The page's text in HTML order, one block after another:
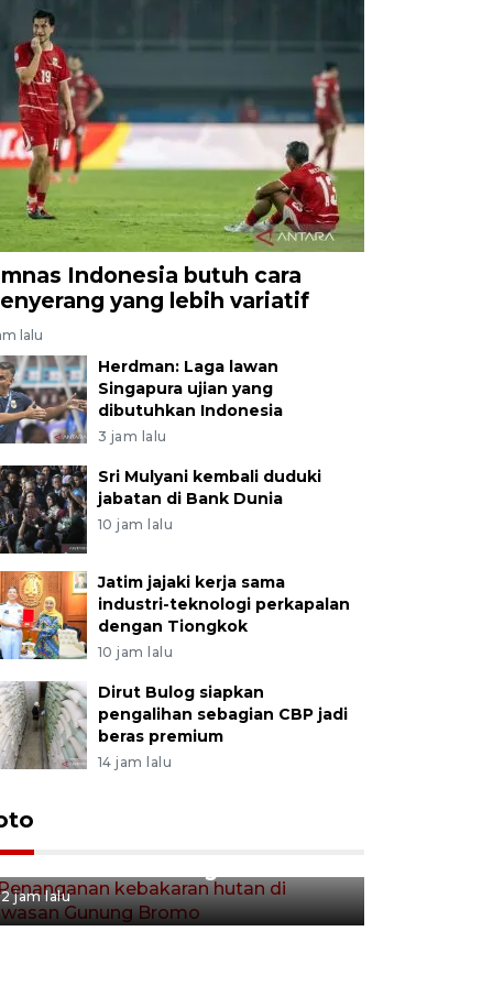
Indonesia butuh cara
yang lebih variatif
lalu
Herdman: Laga lawan
Singapura ujian yang
dibutuhkan Indonesia
3 jam lalu
Sri Mulyani kembali duduki
jabatan di Bank Dunia
10 jam lalu
Jatim jajaki kerja sama
industri-teknologi perkapalan
dengan Tiongkok
10 jam lalu
Dirut Bulog siapkan
pengalihan sebagian CBP jadi
beras premium
14 jam lalu
Penanganan kebakaran hutan
2 jam lalu